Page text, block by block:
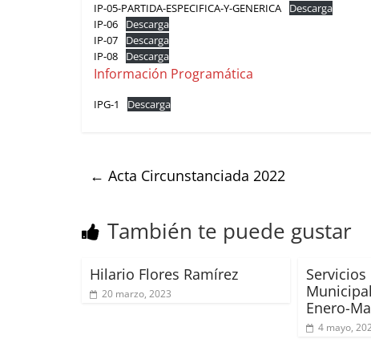
IP-05-PARTIDA-ESPECIFICA-Y-GENERICA
Descarga
IP-06
Descarga
IP-07
Descarga
IP-08
Descarga
Información Programática
IPG-1 Descarga
← Acta Circunstanciada 2022
También te puede gustar
Hilario Flores Ramírez
20 marzo, 2023
Enero-
4 mayo,